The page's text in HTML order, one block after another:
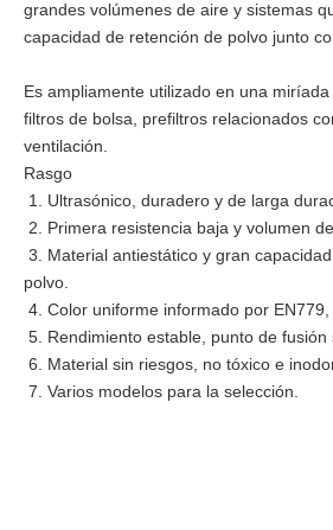
Buena calidad BFE99 Filtro Meltblown/Tela no tejida fundida por soplado
grandes volúmenes de aire y sistemas
capacidad de retención de polvo junto
Es ampliamente utilizado en una miríada
filtros de bolsa, prefiltros relacionados
ventilación.
Rasgo
1. Ultrasónico, duradero y de larga
2. Primera resistencia baja y volumen
3. Material antiestático y gran
polvo.
4. Color uniforme informado por
5. Rendimiento estable, punto de fusión
6. Material sin riesgos, no tóxico e
7. Varios modelos para la selección.